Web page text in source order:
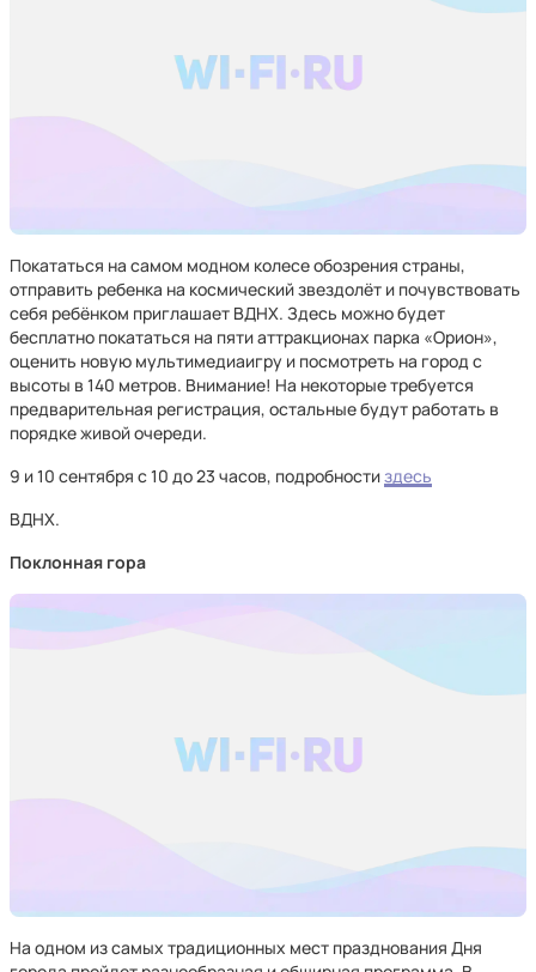
Покататься на самом модном колесе обозрения страны,
отправить ребенка на космический звездолёт и почувствовать
себя ребёнком приглашает ВДНХ. Здесь можно будет
бесплатно покататься на пяти аттракционах парка «Орион»,
оценить новую мультимедиаигру и посмотреть на город с
высоты в 140 метров. Внимание! На некоторые требуется
предварительная регистрация, остальные будут работать в
порядке живой очереди.
9 и 10 сентября с 10 до 23 часов, подробностиздесь
ВДНХ.
Поклонная гора
На одном из самых традиционных мест празднования Дня